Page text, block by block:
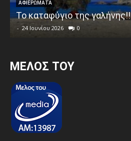
ΑΦΙΕΡΩΜΑΤΑ
Το καταφύγιο της γαλήνης!!
- 24 Ιουνίου 2026 0
MEΛΟΣ ΤΟΥ